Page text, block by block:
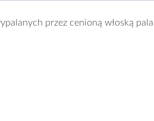
przez cenioną włoską